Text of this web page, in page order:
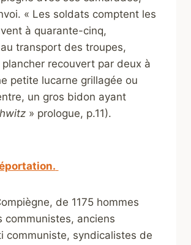
« Les soldats comptent les
à quarante-cinq,
transport des troupes,
recouvert par deux à
petite lucarne grillagée ou
un gros bidon ayant
» prologue, p.11).
de 1175 hommes
communistes, anciens
communiste, syndicalistes de